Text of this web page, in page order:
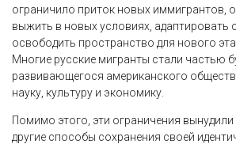
ограничило приток новых иммигрантов,
выжить в новых условиях, адаптировать
освободить пространство для нового
Многие русские мигранты стали частью
развивающегося американского
науку, культуру и экономику.
Помимо этого, эти ограничения вынудили
другие способы сохранения своей